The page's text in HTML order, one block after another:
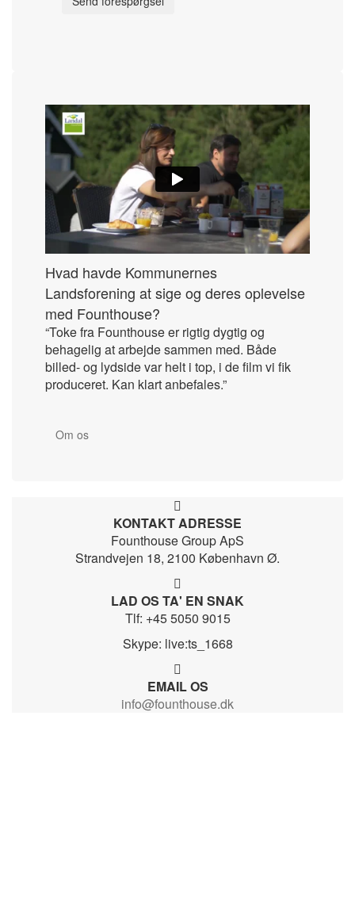
Hvad havde Kommunernes
Landsforening at sige og deres oplevelse
med Founthouse?
“Toke fra Founthouse er rigtig dygtig og
behagelig at arbejde sammen med. Både
billed- og lydside var helt i top, i de film vi fik
produceret. Kan klart anbefales.”
Om os
KONTAKT ADRESSE
Founthouse Group ApS
Strandvejen 18, 2100 København Ø.
LAD OS TA' EN SNAK
Tlf: +45 5050 9015
Skype: live:ts_1668
EMAIL OS
info@founthouse.dk